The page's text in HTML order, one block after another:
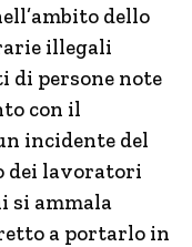
dello
illegali
di persone note
con il
incidente del
dei lavoratori
si ammala
a portarlo in